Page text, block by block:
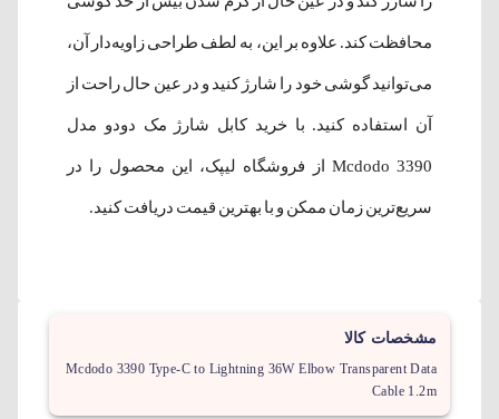
محافظت کند. علاوه بر این، به لطف طراحی زاویه‌دار آن،
می‌توانید گوشی خود را شارژ کنید و در عین حال راحت از
آن استفاده کنید. با خرید کابل شارژ مک دودو مدل
Mcdodo 3390 از فروشگاه لیپک، این محصول را در
سریع‌ترین زمان ممکن و با بهترین قیمت دریافت کنید.
مشخصات کالا
Mcdodo 3390 Type-C to Lightning 36W Elbow Transparent Data
Cable 1.2m